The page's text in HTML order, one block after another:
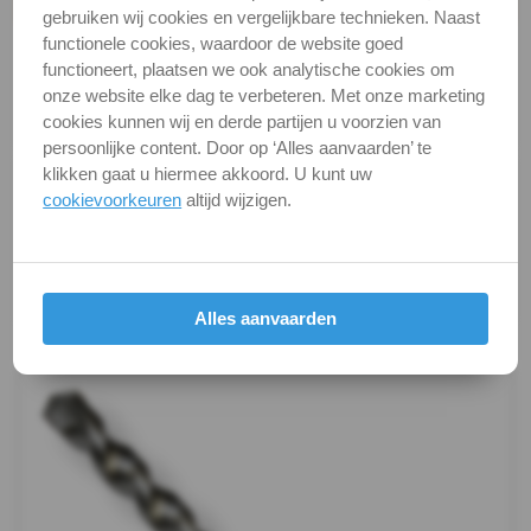
Gatzaag
houder
Quick-
Change
Decoupeerzaag
Reciprozaag
Bits
en
toebehoren
Productnaam
Centreerboor
Categorie
Metaalbewerking
DIN / Artikelnummer
P 61170
Alle maten zijn in millimeters.
Foto's van producten zijn alleen illustraties en
verandert niets aan hun fundamentele
eigenschappen.
Productafbeeldingen
gebruiken wij cookies en vergelijkbare technieken. Naast
functionele cookies, waardoor de website goed
functioneert, plaatsen we ook analytische cookies om
onze website elke dag te verbeteren. Met onze marketing
cookies kunnen wij en derde partijen u voorzien van
persoonlijke content. Door op ‘Alles aanvaarden’ te
klikken gaat u hiermee akkoord. U kunt uw
cookievoorkeuren altijd wijzigen.
Alles aanvaarden